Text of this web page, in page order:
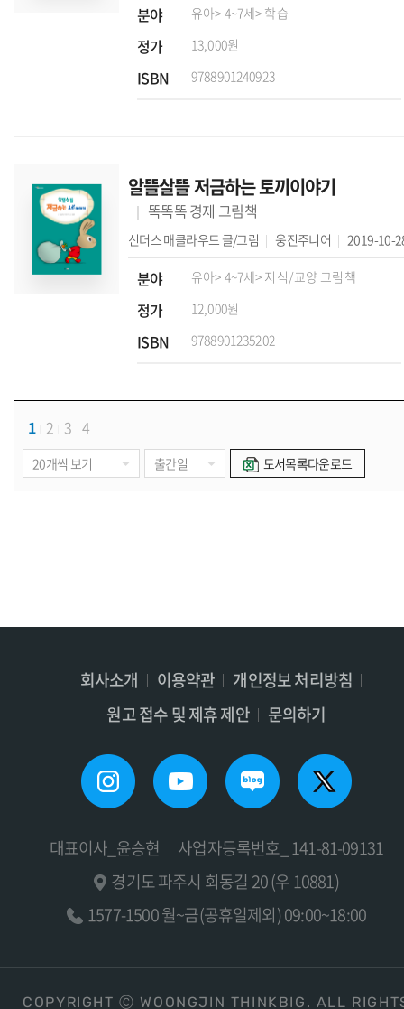
분야 유아> 4~7세> 학습
정가 13,000원
ISBN 9788901240923
알뜰살뜰 저금하는 토끼이야기
똑똑똑 경제 그림책
신더스 매클라우드 글/그림 웅진주니어 2019-10-
분야 유아> 4~7세> 지식/교양 그림책
정가 12,000원
ISBN 9788901235202
1 2 3 4
도서목록다운로드
회사소개 이용약관
개인정보 처리방침
원고 접수 및 제휴 제안
문의하기
대표이사_윤승현
사업자등록번호_ 141-81-09131
경기도 파주시 회동길 20 (우 10881)
1577-1500 월~금(공휴일제외) 09:00~18:00
COPYRIGHT Ⓒ WOONGJIN THINKBIG. ALL